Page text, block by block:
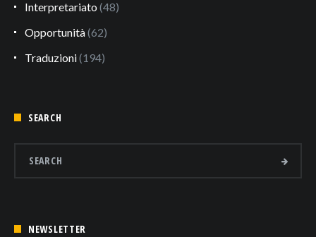
Interpretariato (48)
Opportunità(62)
Traduzioni(194)
SEARCH
NEWSLETTER